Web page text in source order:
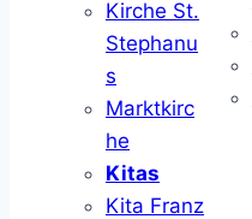
Kirche St.
Stephanu
s
Marktkirc
he
Kitas
Kita Franz